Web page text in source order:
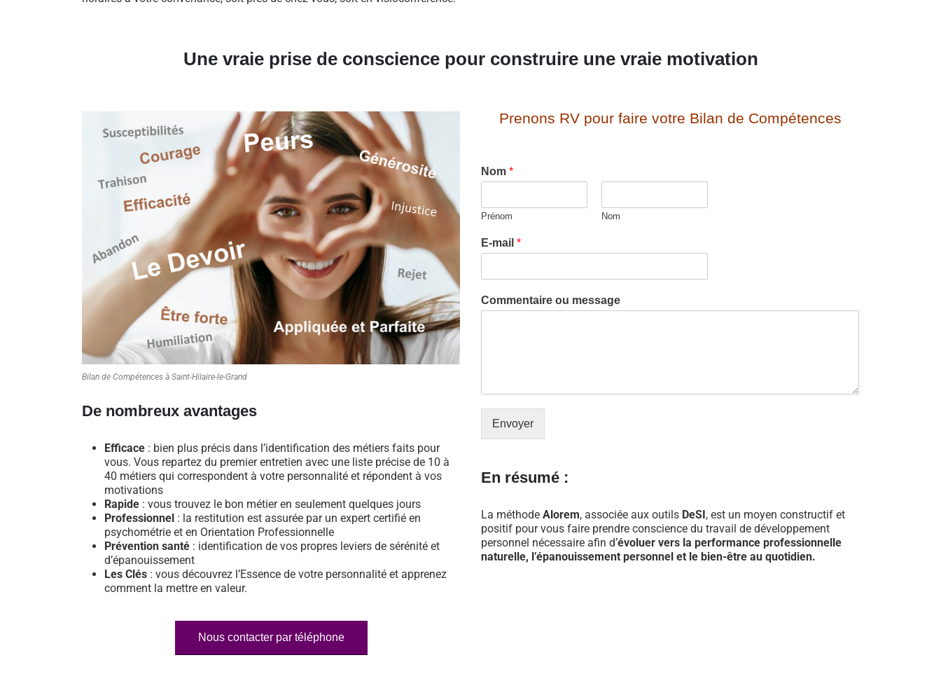
Une vraie prise de conscience pour construire une vraie motivation
Bilan de Compétences à Saint-Hilaire-le-Grand
De nombreux avantages
Efficace : bien plus précis dans l’identification des métiers faits pour
vous. Vous repartez du premier entretien avec une liste précise de 10 à
40 métiers qui correspondent à votre personnalité et répondent à vos
motivations
Rapide : vous trouvez le bon métier en seulement quelques jours
Professionnel : la restitution est assurée par un expert certifié en
psychométrie et en Orientation Professionnelle
Prévention santé : identification de vos propres leviers de sérénité et
d’épanouissement
Les Clés : vous découvrez l’Essence de votre personnalité et apprenez
comment la mettre en valeur.
Nous contacter par téléphone
Prenons RV pour faire votre Bilan de Compétences
Nom *
Prénom Nom
E-mail *
Commentaire ou message
Envoyer
En résumé :
La méthode Alorem, associée aux outils DeSI, est un moyen constructif et
positif pour vous faire prendre conscience du travail de développement
personnel nécessaire afin d’évoluer vers la performance professionnelle
naturelle, l’épanouissement personnel et le bien-être au quotidien.